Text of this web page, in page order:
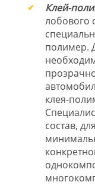
Клей-
лобового
полимер.
клея-
состав,